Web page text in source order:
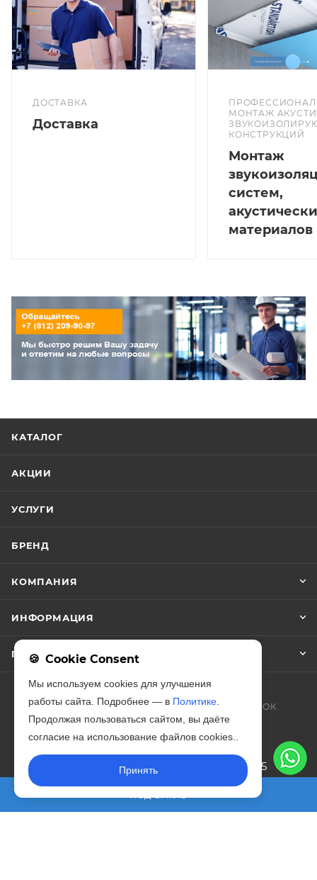
ПОД ЗАКАЗ
ДОСТАВКА
Доставка
МОНТАЖ
КОНСТРУКЦИЙ
Монтаж
систем,
материалов
КАТАЛОГ
АКЦИИ
УСЛУГИ
БРЕНД
КОМПАНИЯ
ИНФОРМАЦИЯ
ПОМОЩЬ
+7 (812) 209-90-97 ЗАКАЗАТЬ ЗВОНОК
zakaz@iso-forta.ru
г. Санкт-Петербург, Благодатная, 65
Cookie Consent
Мы используем cookies для улучшения
работы сайта. Подробнее — в Политике
Продолжая пользоваться сайтом, вы даёте
согласие на использование файлов cookies..
Принять